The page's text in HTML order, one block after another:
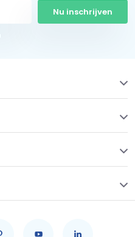
Nu inschrijven